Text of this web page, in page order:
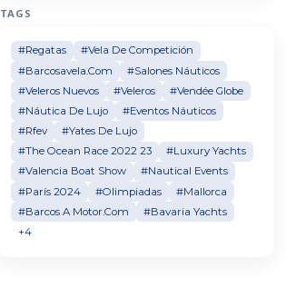
una excelente oportunidad para quien
confortable y mantenida sin escatimar
en cuidados. Una unidad preparada para
disfrutar desde el primer día sin
necesidad de realizar inversiones
adicionales.
TAGS
#Regatas
#Vela De Competición
#Barcosavela.Com
#Salones Náuticos
#Veleros Nuevos
#Veleros
#Vendée Globe
#Náutica De Lujo
#Eventos Náuticos
#Rfev
#Yates De Lujo
#The Ocean Race 2022 23
#Luxury Yachts
#Valencia Boat Show
#Nautical Events
#París 2024
#Olimpiadas
#Mallorca
#Barcos A Motor.Com
#Bavaria Yachts
+4